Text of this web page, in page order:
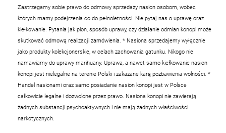
Zastrzegamy sobie prawo do odmowy sprzedaży nasion osobom, wobec
których mamy podejrzenia co do pełnoletności. Nie pytaj nas o uprawę oraz
kiełkowanie. Pytania jak plon, sposób uprawy, czy działanie odmian konopi może
skutkować odmową realizacji zamówienia. * Nasiona sprzedajemy wyłącznie
jako produkty kolekcjonerskie, w celach zachowania gatunku. Nikogo nie
namawiamy do uprawy marihuany. Uprawa, a nawet samo kiełkowanie nasion
konopi jest nielegalne na terenie Polski i zakazane karą pozbawienia wolności. *
Handel nasionami oraz samo posiadanie nasion konopi jest w Polsce
całkowicie legalne i dozwolone przez prawo. Nasiona konopi nie zawierają
żadnych substancji psychoaktywnych i nie mają żadnych właściwości
narkotycznych.